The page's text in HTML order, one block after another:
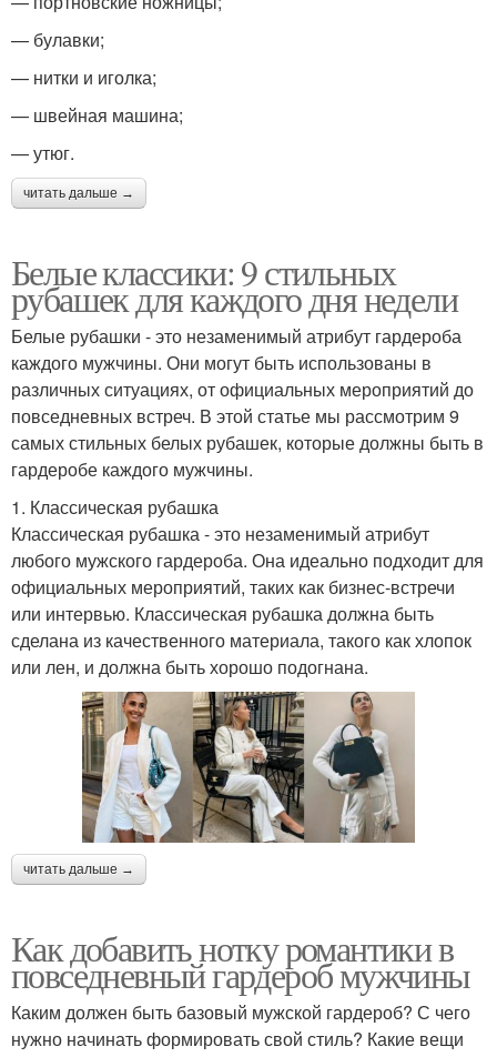
— булавки;
— нитки и иголка;
— швейная машина;
— утюг.
читать дальше →
Белые классики: 9 стильных
рубашек для каждого дня недели
Белые рубашки - это незаменимый атрибут гардероба
каждого мужчины. Они могут быть использованы в
различных ситуациях, от официальных мероприятий до
повседневных встреч. В этой статье мы рассмотрим 9
самых стильных белых рубашек, которые должны быть в
гардеробе каждого мужчины.
1. Классическая рубашка
Классическая рубашка - это незаменимый атрибут
любого мужского гардероба. Она идеально подходит для
официальных мероприятий, таких как бизнес-встречи
или интервью. Классическая рубашка должна быть
сделана из качественного материала, такого как хлопок
или лен, и должна быть хорошо подогнана.
читать дальше →
Как добавить нотку романтики в
повседневный гардероб мужчины
Каким должен быть базовый мужской гардероб? С чего
нужно начинать формировать свой стиль? Какие вещи